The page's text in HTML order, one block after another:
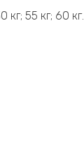
55 кг; 60 кг.